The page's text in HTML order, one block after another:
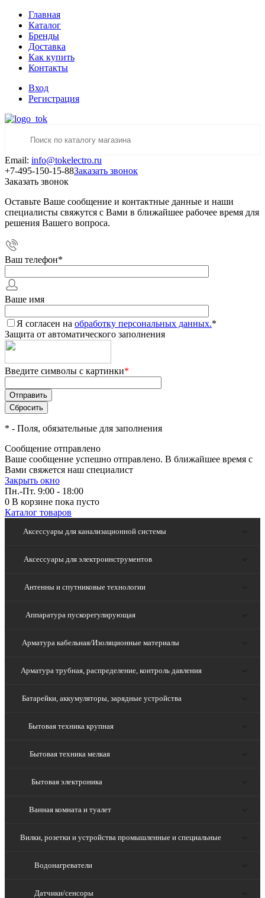
Главная
Каталог
Бренды
Доставка
Как купить
Контакты
Вход
Регистрация
Email: info@tokelectro.ru
+7-495-150-15-88Заказать звонок
Заказать звонок
Оставьте Ваше сообщение и контактные данные и наши
специалисты свяжутся с Вами в ближайшее рабочее время для
решения Вашего вопроса.
Ваш телефон*
Ваше имя
Я согласен на обработку персональных данных.*
Защита от автоматического заполнения
Введите символы с картинки*
* - Поля, обязательные для заполнения
Сообщение отправлено
Ваше сообщение успешно отправлено. В ближайшее время с
Вами свяжется наш специалист
Закрыть окно
Пн.-Пт. 9:00 - 18:00
0 В корзине пока пусто
Каталог товаров
Аксессуары для канализационной системы
Аксессуары для электроинструментов
Антенны и спутниковые технологии
Аппаратура пускорегулирующая
Арматура кабельная/Изоляционные материалы
Арматура трубная, распределение, контроль давления
Батарейки, аккумуляторы, зарядные устройства
Бытовая техника крупная
Бытовая техника мелкая
Бытовая электроника
Ванная комната и туалет
Вилки, розетки и устройства промышленные и специальные
Водонагреватели
Датчики/сенсоры